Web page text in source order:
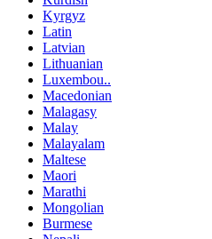
Kyrgyz
Latin
Latvian
Lithuanian
Luxembou..
Macedonian
Malagasy
Malay
Malayalam
Maltese
Maori
Marathi
Mongolian
Burmese